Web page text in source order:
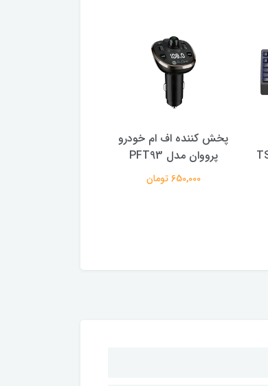
پخش کننده اف ام خودرو
پرووان مدل PFT93
650,000 تومان